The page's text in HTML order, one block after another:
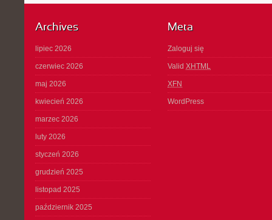
Archives
lipiec 2026
czerwiec 2026
maj 2026
kwiecień 2026
marzec 2026
luty 2026
styczeń 2026
grudzień 2025
listopad 2025
październik 2025
Meta
Zaloguj się
Valid XHTML
XFN
WordPress